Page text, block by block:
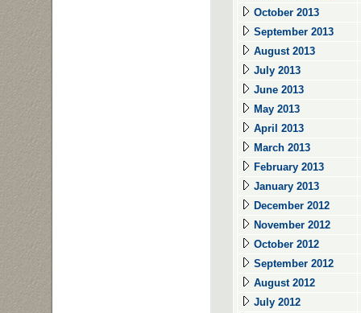
October 2013
September 2013
August 2013
July 2013
June 2013
May 2013
April 2013
March 2013
February 2013
January 2013
December 2012
November 2012
October 2012
September 2012
August 2012
July 2012